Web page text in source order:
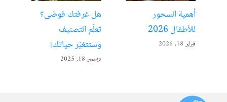
أهمية السحور
للأطفال 2026
فبراير 18, 2026
هل غرفتك فوضى؟
تعلّم التصنيف
وستتغيّر حياتك!
ديسمبر 18, 2025